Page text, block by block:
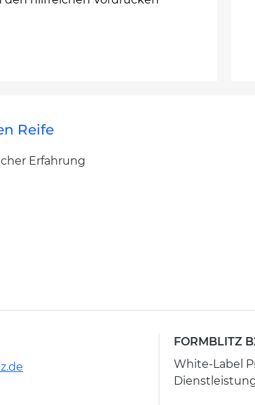
Reife
Erfahrung
FORMBLITZ
White-Label